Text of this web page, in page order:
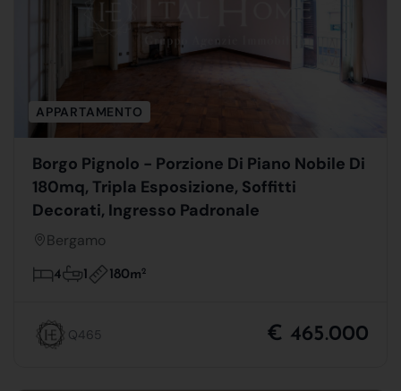
APPARTAMENTO
Borgo Pignolo - Porzione Di Piano Nobile Di
180mq, Tripla Esposizione, Soffitti
Decorati, Ingresso Padronale
Bergamo
4 1 180m2
Q465 € 465.000